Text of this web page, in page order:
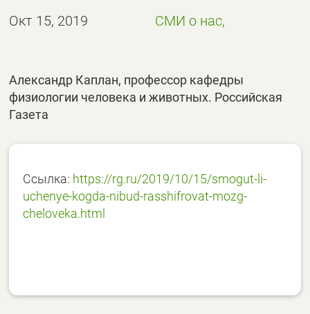
Окт 15, 2019 СМИ о нас,
Александр Каплан, профессор кафедры
физиологии человека и животных. Российская
Газета
Ссылка: https://rg.ru/2019/10/15/smogut-li-
uchenye-kogda-nibud-rasshifrovat-mozg-
cheloveka.html